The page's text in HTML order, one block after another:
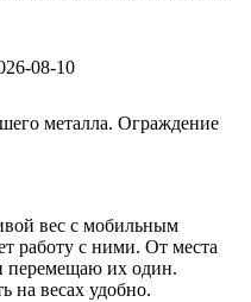
08-10
металла. Ограждение
вес с мобильным
работу с ними. От места
перемещаю их один.
на весах удобно.